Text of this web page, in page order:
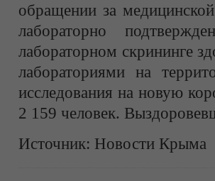
обращении за
лабораторно
лабораторном скрининге
лабораториями на
исследования на новую
2 159 человек.
Источник: Новости Крыма